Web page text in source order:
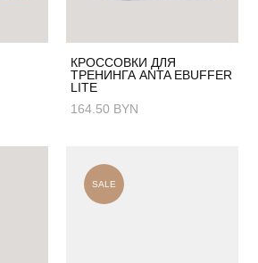
КРОССОВКИ ДЛЯ
ТРЕНИНГА ANTA EBUFFER
LITE
164.50 BYN
SALE